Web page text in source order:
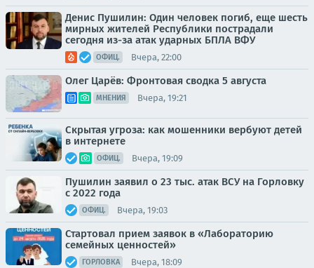
Денис Пушилин: Один человек погиб, еще шесть
мирных жителей Республики пострадали
сегодня из-за атак ударных БПЛА ВФУ
ОФИЦ. Вчера, 22:00
Олег Царёв: Фронтовая сводка 5 августа
МНЕНИЯ Вчера, 19:21
Скрытая угроза: как мошенники вербуют детей
в интернете
ОФИЦ. Вчера, 19:09
Пушилин заявил о 23 тыс. атак ВСУ на Горловку
с 2022 года
ОФИЦ. Вчера, 19:03
Стартовал прием заявок в «Лабораторию
семейных ценностей»
ГОРЛОВКА Вчера, 18:09